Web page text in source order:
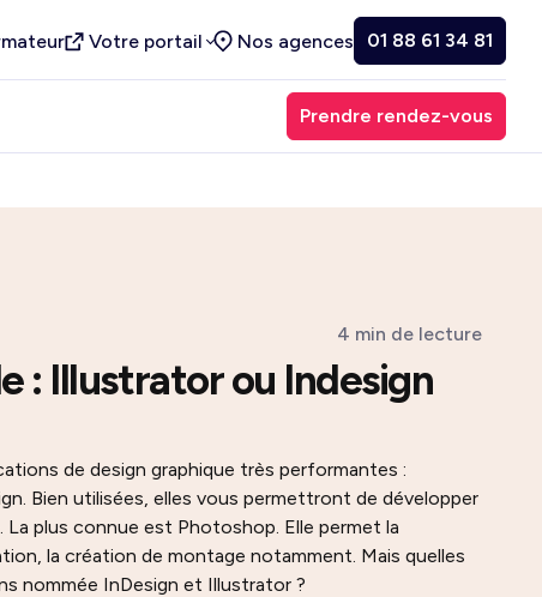
Votre portail Nos agences 01 88 61 34 81
Prendre rendez-vous
4 min de lecture
: Illustrator ou Indesign
de design graphique très performantes :
Bien utilisées, elles vous permettront de développer
plus connue est Photoshop. Elle permet la
la création de montage notamment. Mais quelles
nommée InDesign et Illustrator ?